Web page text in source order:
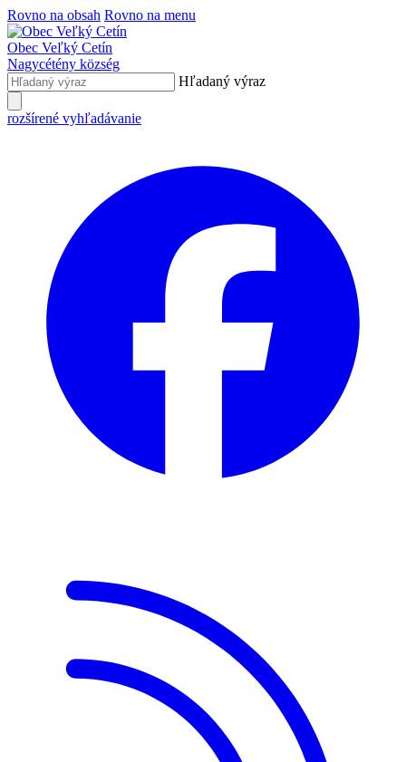
Rovno na obsah Rovno na menu
Obec Veľký Cetín
Nagycétény község
Hľadaný výraz
rozšírené vyhľadávanie